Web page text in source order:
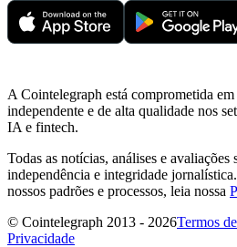
A Cointelegraph está comprometida
independente e de alta qualidade nos
IA e fintech.
Todas as notícias, análises e
independência e integridade
nossos padrões e processos, leia nossa
© Cointelegraph 2013 - 2026Termos
Privacidade